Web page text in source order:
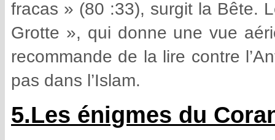
fracas » (80 :33), surgit la Bête.
Grotte », qui donne une vue
recommande de la lire contre
pas dans l’Islam.
5.Les énigmes du